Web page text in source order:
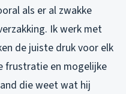
als er al zwakke
Ik werk met
de juiste druk voor elk
frustratie en mogelijke
die weet wat hij